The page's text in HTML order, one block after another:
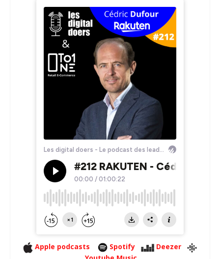
Apple podcasts Spotify
Deezer